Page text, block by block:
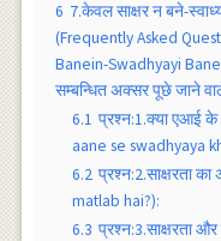
6 7.केवल साक्षर न बने-
(Frequently Asked
Banein-Swadhyayi
सम्बन्धित अक्सर पूछे जाने
6.1 प्रश्न:1.क्या एआई के
aane se swadhyaya
6.2 प्रश्न:2.साक्षरता
matlab hai?):
6.3 प्रश्न:3.साक्षरता